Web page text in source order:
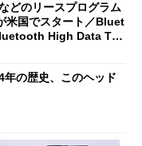
どのリースプログラム
米国でスタート／Bluet
High Data Thr
の歴史、このヘッド